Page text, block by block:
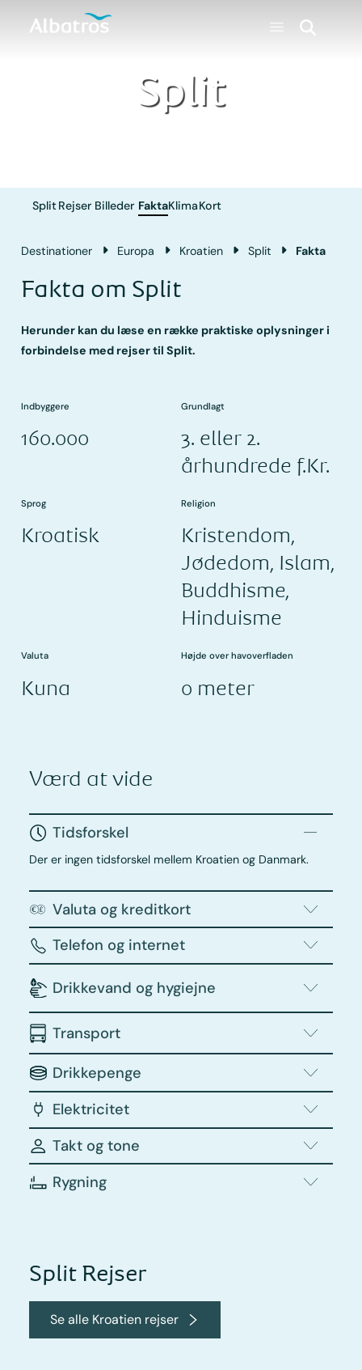
Split
SplitRejser Billeder FaktaKlimaKort
Destinationer Europa Kroatien Split Fakta
Fakta om Split
Herunder kan du læse en række praktiske oplysninger i
forbindelse med rejser til Split.
Indbyggere
160.000
Grundlagt
3. eller 2.
århundrede f.Kr.
Sprog
Kroatisk
Religion
Kristendom,
Jødedom, Islam,
Buddhisme,
Hinduisme
Valuta
Kuna
Højde over havoverfladen
0 meter
Værd at vide
Tidsforskel
Der er ingen tidsforskel mellem Kroatien og Danmark.
Valuta og kreditkort
Telefon og internet
Drikkevand og hygiejne
Transport
Drikkepenge
Elektricitet
Takt og tone
Rygning
Split Rejser
Se alle Kroatien rejser